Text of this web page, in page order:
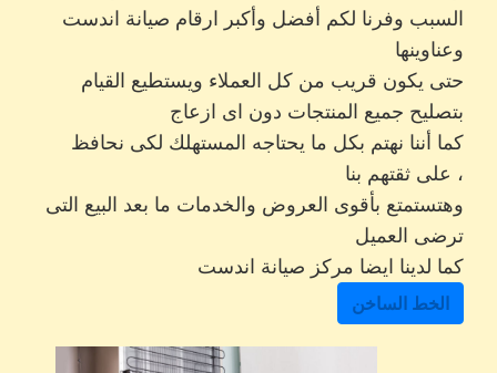
السبب وفرنا لكم أفضل وأكبر ارقام صيانة اندست
وعناوينها
حتى يكون قريب من كل العملاء ويستطيع القيام
بتصليح جميع المنتجات دون اى ازعاج
كما أننا نهتم بكل ما يحتاجه المستهلك لكى نحافظ
على ثقتهم بنا ،
وهتستمتع بأقوى العروض والخدمات ما بعد البيع التى
ترضى العميل
كما لدينا ايضا مركز صيانة اندست
الخط الساخن